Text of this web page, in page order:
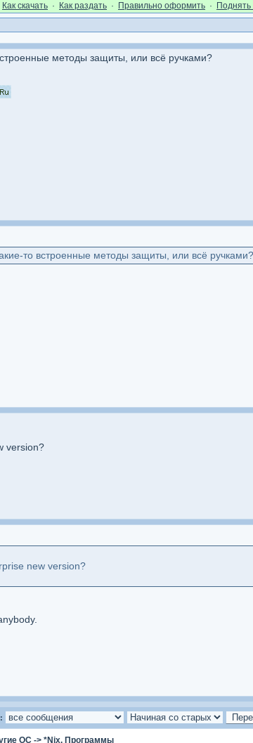
Как cкачать · Как раздать · Правильно оформить · Поднять
методы защиты, или всё ручками?
то встроенные методы защиты, или всё ручками?
version?
new version?
ОС-> *Nix. Программы